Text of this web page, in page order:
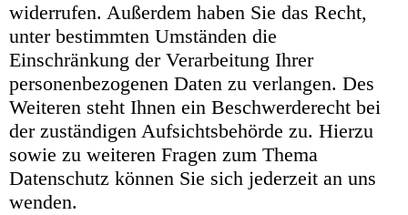
widerrufen. Außerdem haben Sie das Recht,
unter bestimmten Umständen die
Einschränkung der Verarbeitung Ihrer
personenbezogenen Daten zu verlangen. Des
Weiteren steht Ihnen ein Beschwerderecht bei
der zuständigen Aufsichtsbehörde zu. Hierzu
sowie zu weiteren Fragen zum Thema
Datenschutz können Sie sich jederzeit an uns
wenden.